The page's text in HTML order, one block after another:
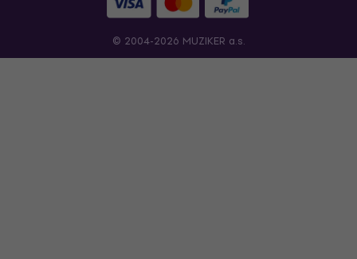
© 2004-2026 MUZIKER a.s.